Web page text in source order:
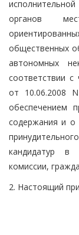
органов
общественных
автономных
соответствии
от 10.06.2008 N
обеспечением
содержания и о
кандидатур в
комиссии,
2. Настоящий